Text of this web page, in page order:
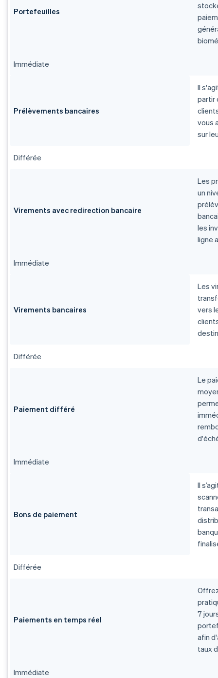
Portefeuilles
Immédiate
Prélèvements bancaires
Il
partir
vous
sur
Différée
Virements avec redirection bancaire
Les
un
les
ligne
Immédiate
Virements bancaires
Les
vers
Différée
Paiement différé
Le
Immédiate
Bons de paiement
Il
Différée
Paiements en temps réel
7
afin
taux
Immédiate